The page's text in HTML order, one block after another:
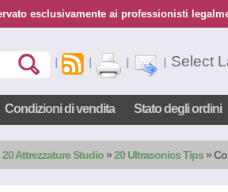
esclusivamente ai professionisti
Select
Condizioni di vendita Stato degli ordini
20 Attrezzature Studio »20 Ultrasonics Tips »